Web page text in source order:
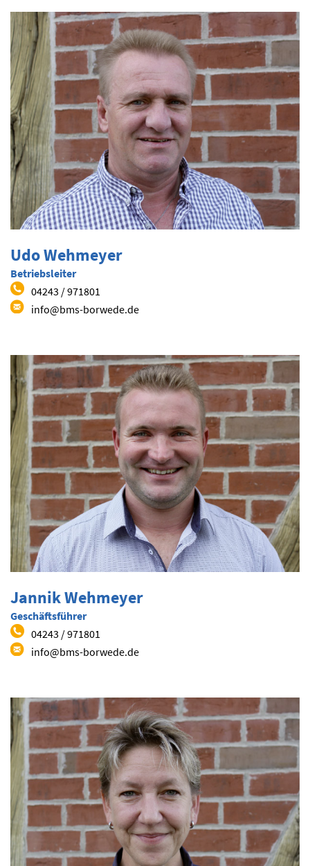
Udo Wehmeyer
Betriebsleiter
04243 / 971801
info@bms-borwede.de
Jannik Wehmeyer
Geschäftsführer
04243 / 971801
info@bms-borwede.de